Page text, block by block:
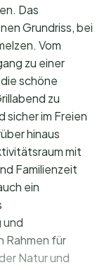
Das
Grundriss, bei
Vom
zu einer
schöne
zu
sicher im Freien
hinaus
mit
Familienzeit
ein
und
Rahmen für
Natur und